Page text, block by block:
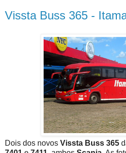
Vissta Buss 365 -
Dois dos novos Vissta Buss 365